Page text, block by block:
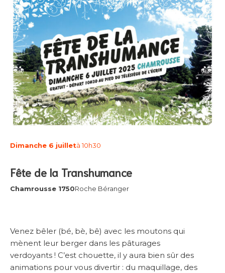
Dimanche 6 juilletà 10h30
Fête de la Transhumance
Chamrousse 1750Roche Béranger
Venez bêler (bé, bè, bê) avec les moutons qui
mènent leur berger dans les pâturages
verdoyants ! C’est chouette, il y aura bien sûr des
animations pour vous divertir : du maquillage, des